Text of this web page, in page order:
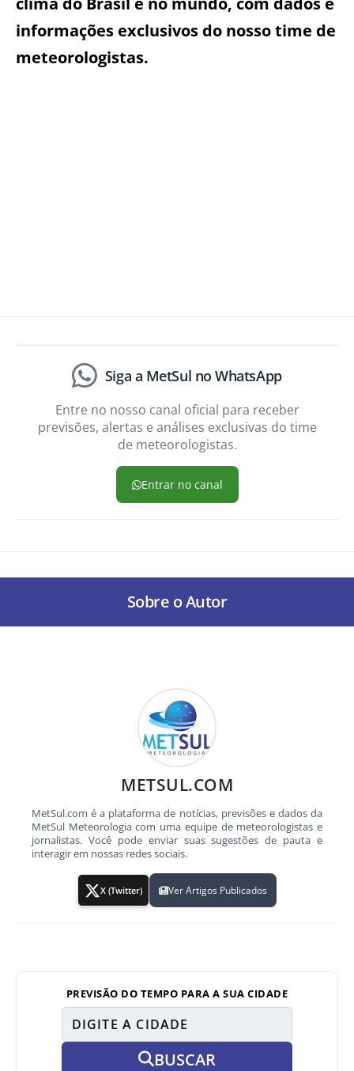
informações exclusivos do nosso time de
meteorologistas.
Siga a MetSul no WhatsApp
Entre no nosso canal oficial para receber
previsões, alertas e análises exclusivas do time
de meteorologistas.
Entrar no canal
Sobre o Autor
METSUL.COM
MetSul.com é a plataforma de notícias, previsões e dados da
MetSul Meteorologia com uma equipe de meteorologistas e
jornalistas. Você pode enviar suas sugestões de pauta e
interagir em nossas redes sociais.
X (Twitter) Ver Artigos Publicados
PREVISÃO DO TEMPO PARA A SUA CIDADE
BUSCAR